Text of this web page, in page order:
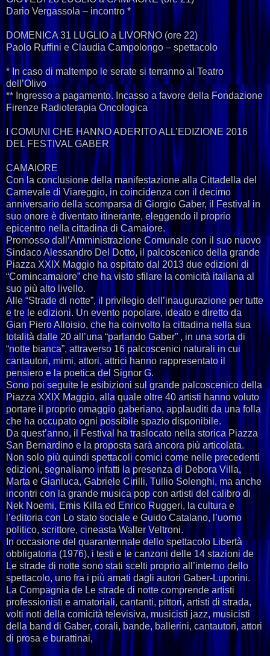
Dario Vergassola – incontro *
DOMENICA 31 LUGLIO a LIVORNO (ore 22)
Paolo Ruffini e Claudia Campolongo – spettacolo
* In caso di maltempo le serate si terranno al Teatro
dell’Olivo
** Ingresso a pagamento. Incasso a favore della Fondazione
Firenze Radioterapia Oncologica
I COMUNI CHE HANNO ADERITO ALL’EDIZIONE 2016
DEL FESTIVAL GABER
CAMAIORE
Con la conclusione della manifestazione alla Cittadella del
Carnevale di Viareggio, in coincidenza con il decimo
anniversario della scomparsa di Giorgio Gaber, il Festival in
suo onore è diventato itinerante, eleggendo il proprio
epicentro nella cittadina di Camaiore.
Promosso dall’Amministrazione Comunale con il suo nuovo
Sindaco Alessandro Del Dotto, il palcoscenico della grande
Piazza XXIX Maggio ha ospitato dal 2013 due edizioni di
“Comincamaiore” che ha visto sfilare la comicità italiana al
suo più alto livello.
Alle “Strade di notte”, il privilegio dell’inaugurazione per tutte
e tre le edizioni. Un evento popolare, ideato e diretto da
Gian Piero Alloisio, che ha coinvolto la cittadina nella sua
totalità dalle 20 all’una “parlando Gaber” , in una sorta di
“notte bianca”, attraverso 16 palcoscenici naturali in cui
cantautori, mimi, attori, attrici hanno rappresentato il
pensiero e la poetica del Signor G.
Sono poi seguite le esibizioni sul grande palcoscenico della
Piazza XXIX Maggio, alla quale oltre 40 artisti hanno voluto
portare il proprio omaggio gaberiano, applauditi da una folla
che ha occupato ogni possibile spazio disponibile.
Da quest’anno, il Festival ha traslocato nella storica Piazza
San Bernardino e la proposta sarà ancora più articolata.
Non solo più quindi spettacoli comici come nelle precedenti
edizioni, segnaliamo infatti la presenza di Debora Villa,
Marta e Gianluca, Gabriele Cirilli, Tullio Solenghi, ma anche
incontri con la grande musica pop con artisti del calibro di
Nek Noemi, Emis Killa ed Enrico Ruggeri, la cultura e
l’editoria con Lo stato sociale e Guido Catalano, l’uomo
politico, scrittore, cineasta Walter Veltroni.
In occasione del quarantennale dello spettacolo Libertà
obbligatoria (1976), i testi e le canzoni delle 14 stazioni de
Le strade di notte sono stati scelti proprio all’interno dello
spettacolo, uno fra i più amati dagli autori Gaber-Luporini.
La Compagnia de Le strade di notte comprende artisti
professionisti e amatoriali, cantanti, pittori, artisti di strada,
volti noti della comicità televisiva, musicisti jazz, musicisti
della band di Gaber, corali, bande, ballerini, cantautori, attori
di prosa e burattinai,